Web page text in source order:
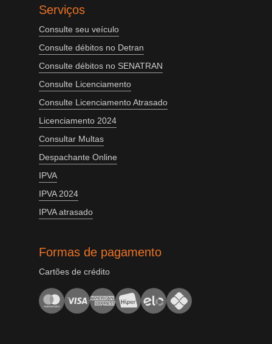
Serviços
Consulte seu veículo
Consulte débitos no Detran
Consulte débitos no SENATRAN
Consulte Licenciamento
Consulte Licenciamento Atrasado
Licenciamento 2024
Consultar Multas
Despachante Online
IPVA
IPVA 2024
IPVA atrasado
Formas de pagamento
Cartões de crédito